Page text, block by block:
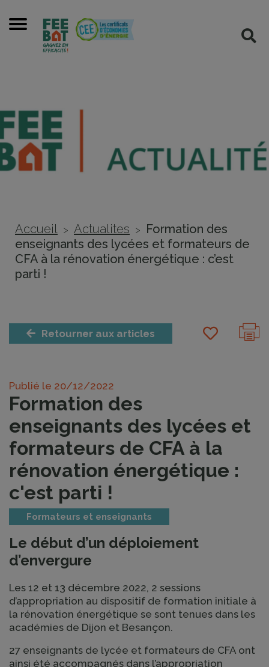
Menu
Accueil > Actualites > Formation des
enseignants des lycées et formateurs de
CFA à la rénovation énergétique : c’est
parti !
Retourner aux articles
Publié le 20/12/2022
Formation des
enseignants des lycées et
formateurs de CFA à la
rénovation énergétique :
c'est parti !
Formateurs et enseignants
Le début d’un déploiement
d’envergure
Les 12 et 13 décembre 2022, 2 sessions
d’appropriation au dispositif de formation initiale à
la rénovation énergétique se sont tenues dans les
académies de Dijon et Besançon.
27 enseignants de lycée et formateurs de CFA ont
ainsi été accompagnés dans l’appropriation